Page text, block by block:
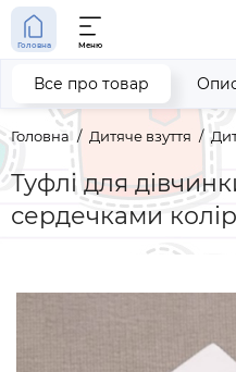
Головна Меню
Головна Дитяче взуття
Туфлі для
сердечками
Все про товар